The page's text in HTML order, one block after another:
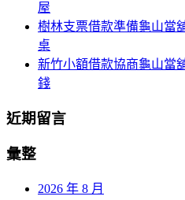
屋
樹林支票借款準備龜山當
桌
新竹小額借款協商龜山當
錢
近期留言
彙整
2026 年 8 月